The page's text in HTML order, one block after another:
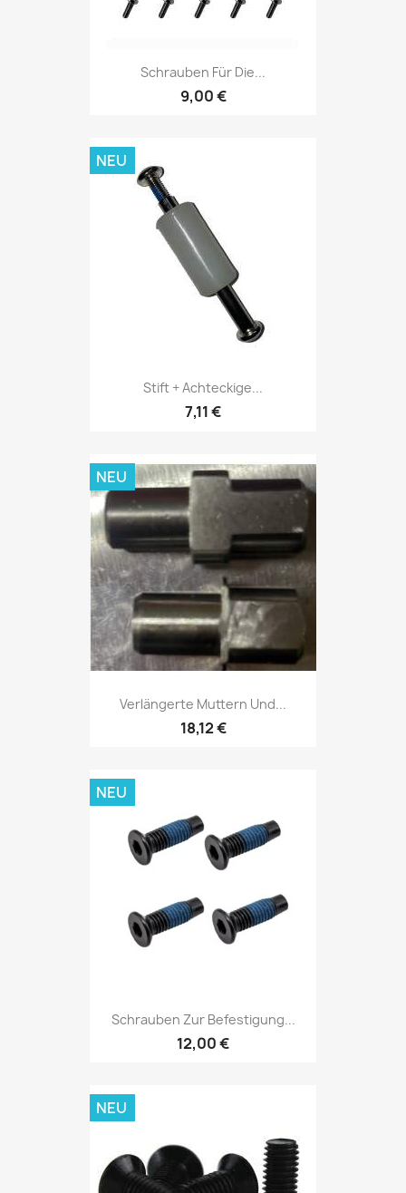
Schrauben Für Die...
9,00 €
Stift + Achteckige...
7,11 €
NEU
Verlängerte Muttern Und...
18,12 €
NEU
Schrauben Zur Befestigung...
12,00 €
NEU
NEU